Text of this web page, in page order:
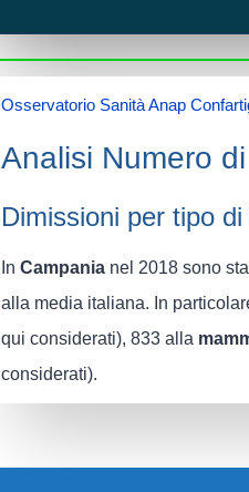
Osservatorio Sanità Anap
Analisi Numero
Dimissioni per tipo
In Campania nel 2018 sono
alla media italiana. In
qui considerati), 833 alla
considerati).